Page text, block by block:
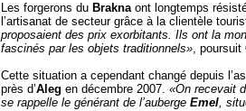
Les forgerons du Brakna ont longtemps
l’artisanat de secteur grâce à la clientèle
proposaient des prix exorbitants. Ils ont la
fascinés par les objets traditionnels», poursuit
Cette situation a cependant changé depuis
près d’Aleg en décembre 2007. «On recevait
se rappelle le générant de l’auberge Emel,